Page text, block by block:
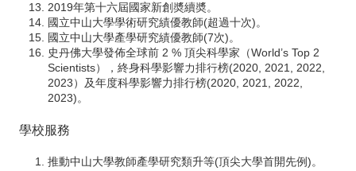
2019年第十六屆國家新創奬續奬。
國立中山大學學術研究績優教師(超過十次)。
國立中山大學產學研究績優教師(7次)。
史丹佛大學發佈全球前 2 % 頂尖科學家（World’s Top 2
Scientists），終身科學影響力排行榜(2020, 2021, 2022,
2023）及年度科學影響力排行榜(2020, 2021, 2022,
2023)。
學校服務
推動中山大學教師產學研究類升等(頂尖大學首開先例)。